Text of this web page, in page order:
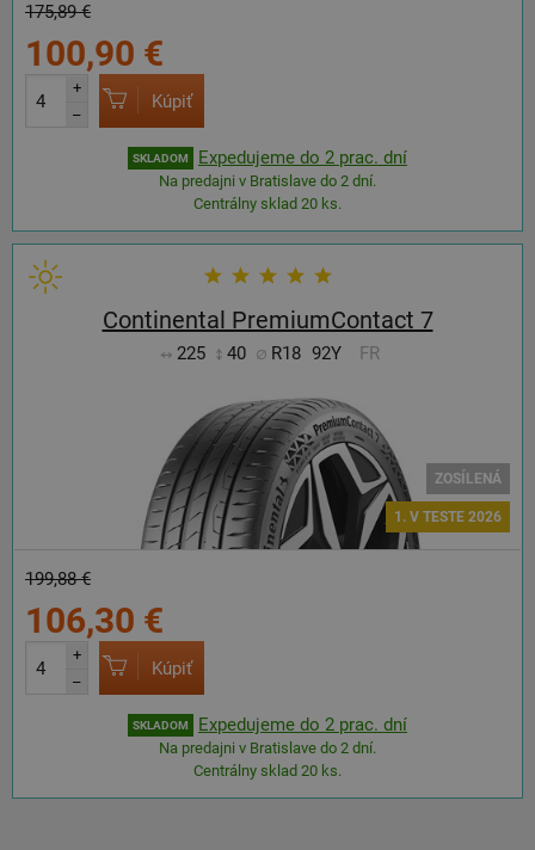
175,89 €
100,90 €
+
–
Kúpiť
SKLADOM Expedujeme do 2 prac. dní
Na predajni v Bratislave do 2 dní.
Centrálny sklad 20 ks.
Continental PremiumContact 7
225 40 R18 92Y FR
ZOSÍLENÁ
1. V TESTE 2026
199,88 €
106,30 €
+
–
Kúpiť
SKLADOM Expedujeme do 2 prac. dní
Na predajni v Bratislave do 2 dní.
Centrálny sklad 20 ks.